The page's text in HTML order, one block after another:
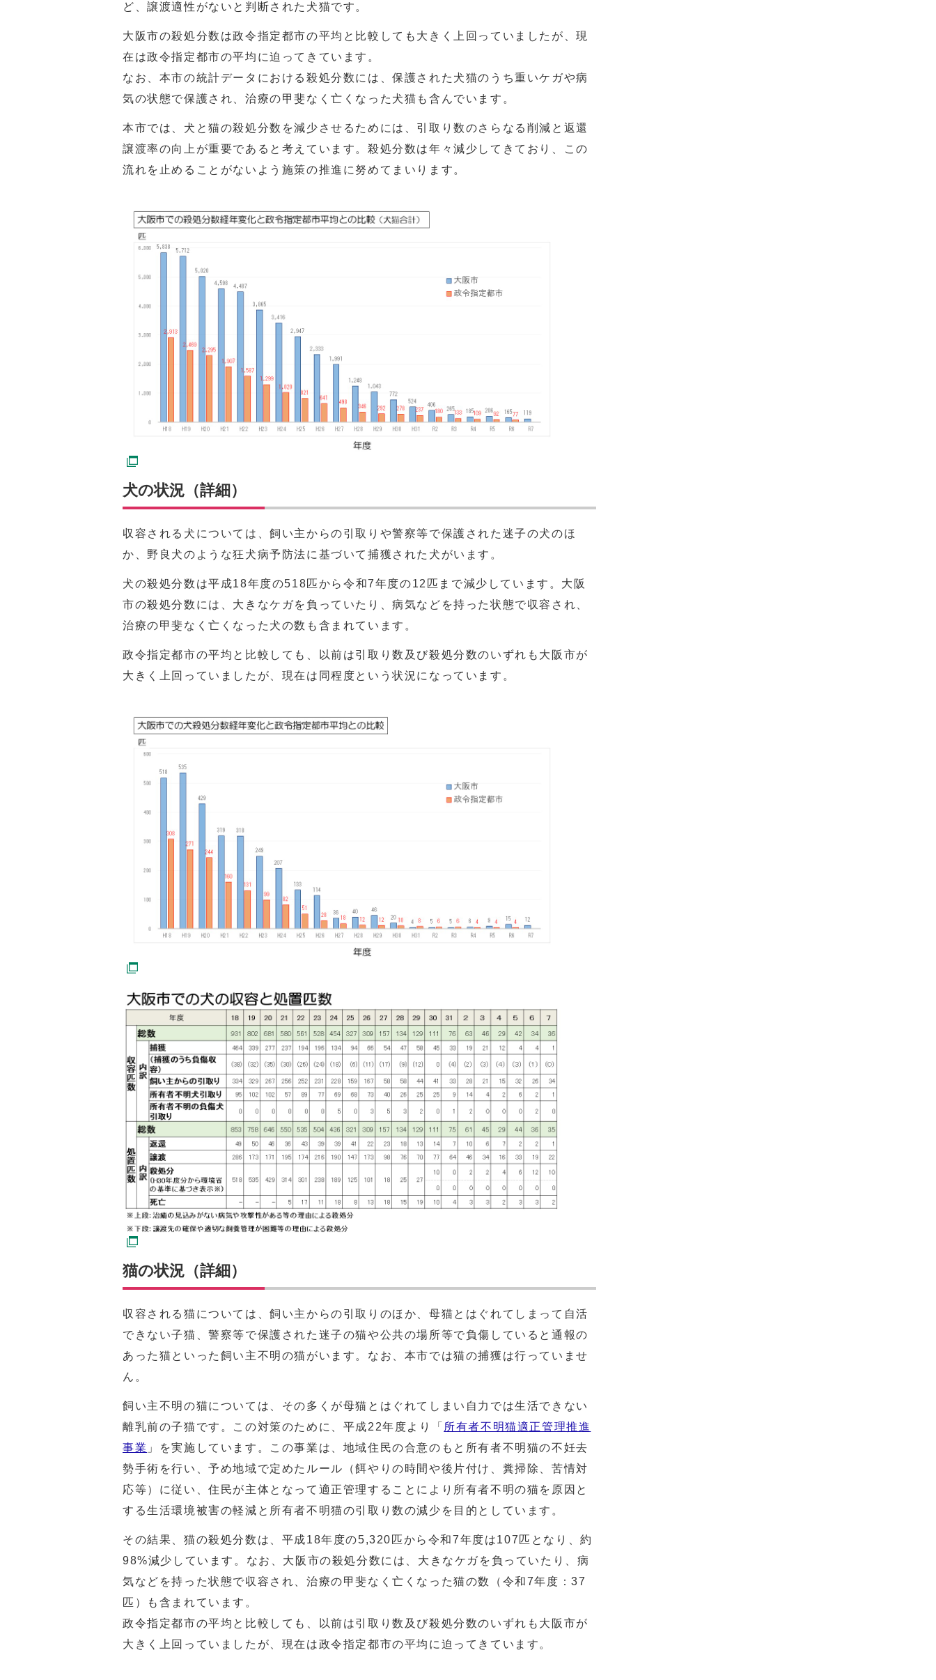
ど、譲渡適性がないと判断された犬猫です。
大阪市の殺処分数は政令指定都市の平均と比較しても大きく上回っていましたが、現
在は政令指定都市の平均に迫ってきています。
なお、本市の統計データにおける殺処分数には、保護された犬猫のうち重いケガや病
気の状態で保護され、治療の甲斐なく亡くなった犬猫も含んでいます。
本市では、犬と猫の殺処分数を減少させるためには、引取り数のさらなる削減と返還
譲渡率の向上が重要であると考えています。殺処分数は年々減少してきており、この
流れを止めることがないよう施策の推進に努めてまいります。
犬の状況（詳細）
収容される犬については、飼い主からの引取りや警察等で保護された迷子の犬のほ
か、野良犬のような狂犬病予防法に基づいて捕獲された犬がいます。
犬の殺処分数は平成18年度の518匹から令和7年度の12匹まで減少しています。大阪
市の殺処分数には、大きなケガを負っていたり、病気などを持った状態で収容され、
治療の甲斐なく亡くなった犬の数も含まれています。
政令指定都市の平均と比較しても、以前は引取り数及び殺処分数のいずれも大阪市が
大きく上回っていましたが、現在は同程度という状況になっています。
猫の状況（詳細）
収容される猫については、飼い主からの引取りのほか、母猫とはぐれてしまって自活
できない子猫、警察等で保護された迷子の猫や公共の場所等で負傷していると通報の
あった猫といった飼い主不明の猫がいます。なお、本市では猫の捕獲は行っていませ
ん。
飼い主不明の猫については、その多くが母猫とはぐれてしまい自力では生活できない
離乳前の子猫です。この対策のために、平成22年度より「 所有者不明猫適正管理推進
事業 」を実施しています。この事業は、地域住民の合意のもと所有者不明猫の不妊去
勢手術を行い、予め地域で定めたルール（餌やりの時間や後片付け、糞掃除、苦情対
応等）に従い、住民が主体となって適正管理することにより所有者不明の猫を原因と
する生活環境被害の軽減と所有者不明猫の引取り数の減少を目的としています。
その結果、猫の殺処分数は、平成18年度の5,320匹から令和7年度は107匹となり、約
98%減少しています。なお、大阪市の殺処分数には、大きなケガを負っていたり、病
気などを持った状態で収容され、治療の甲斐なく亡くなった猫の数（令和7年度：37
匹）も含まれています。
政令指定都市の平均と比較しても、以前は引取り数及び殺処分数のいずれも大阪市が
大きく上回っていましたが、現在は政令指定都市の平均に迫ってきています。